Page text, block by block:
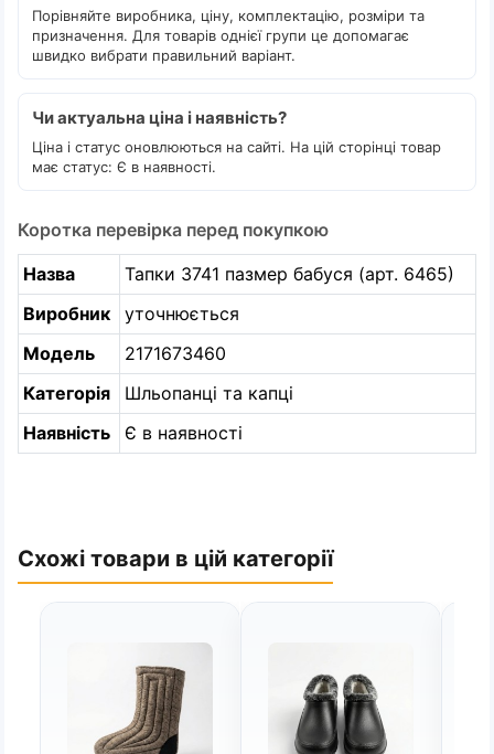
Порівняйте виробника, ціну, комплектацію, розміри та
призначення. Для товарів однієї групи це допомагає
швидко вибрати правильний варіант.
Чи актуальна ціна і наявність?
Ціна і статус оновлюються на сайті. На цій сторінці товар
має статус: Є в наявності.
Коротка перевірка перед покупкою
Назва
Тапки 3741 пазмер бабуся (арт. 6465)
Виробник
уточнюється
Модель
2171673460
Категорія
Шльопанці та капці
Наявність
Є в наявності
Схожі товари в цій категорії